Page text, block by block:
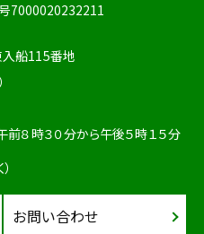
7000020232211
船115番地
８時３０分から午後５時１５分
お問い合わせ